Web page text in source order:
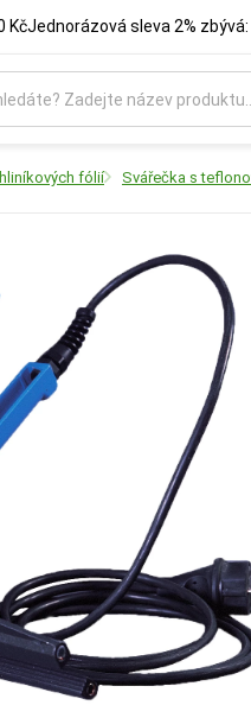
KčJednorázová sleva 2% zbývá:
fólií Svářečka s